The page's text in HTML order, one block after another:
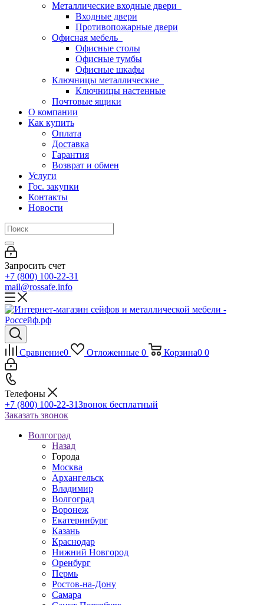
Металлические входные двери
Входные двери
Противопожарные двери
Офисная мебель
Офисные столы
Офисные тумбы
Офисные шкафы
Ключницы металлические
Ключницы настенные
Почтовые ящики
О компании
Как купить
Оплата
Доставка
Гарантия
Возврат и обмен
Услуги
Гос. закупки
Контакты
Новости
Запросить счет
+7 (800) 100-22-31
mail@rossafe.info
Сравнение0 Отложенные 0 Корзина0 0
Телефоны
+7 (800) 100-22-31Звонок бесплатный
Заказать звонок
Волгоград
Назад
Города
Москва
Архангельск
Владимир
Волгоград
Воронеж
Екатеринбург
Казань
Краснодар
Нижний Новгород
Оренбург
Пермь
Ростов-на-Дону
Самара